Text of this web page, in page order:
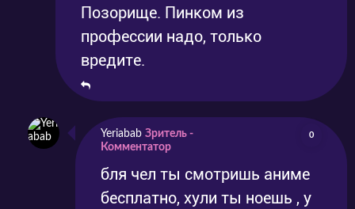
Позорище. Пинком из
профессии надо, только
вредите.
Yeriabab Зритель -
Комментатор
0
бля чел ты смотришь аниме
бесплатно, хули ты ноешь , у